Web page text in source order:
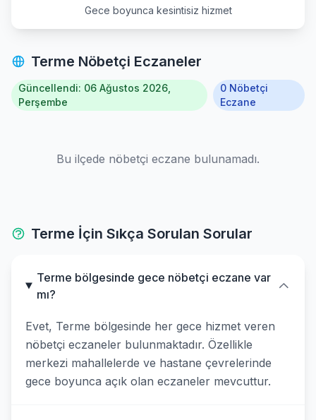
Gece boyunca kesintisiz hizmet
Terme Nöbetçi Eczaneler
Güncellendi: 06 Ağustos 2026,
Perşembe
0 Nöbetçi
Eczane
Bu ilçede nöbetçi eczane bulunamadı.
Terme İçin Sıkça Sorulan Sorular
Terme bölgesinde gece nöbetçi eczane var
mı?
Evet, Terme bölgesinde her gece hizmet veren
nöbetçi eczaneler bulunmaktadır. Özellikle
merkezi mahallelerde ve hastane çevrelerinde
gece boyunca açık olan eczaneler mevcuttur.